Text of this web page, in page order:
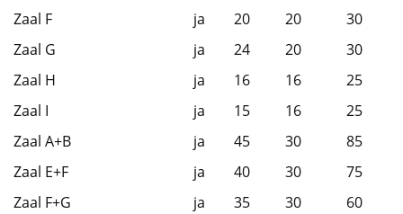
Zaal F
ja 20 20
30
Zaal G
ja 24 20
30
Zaal H
ja 16 16
25
Zaal I
ja 15 16
25
Zaal A+B
ja 45 30
85
Zaal E+F
ja 40 30
75
Zaal F+G
ja 35 30 60